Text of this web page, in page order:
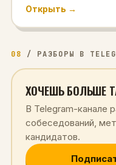
Открыть →
08 / РАЗБОРЫ В
ХОЧЕШЬ БОЛЬШЕ
В Telegram-канале
собеседований,
кандидатов.